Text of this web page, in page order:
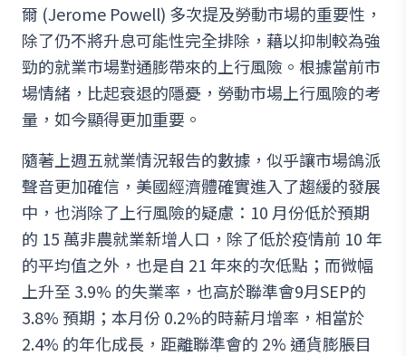
爾 (Jerome Powell) 多次提及勞動市場的重要性，
除了仍不將升息可能性完全排除，藉以抑制較為強
勁的就業市場對通膨帶來的上行風險。根據當前市
場情緒，比起衰退的隱憂，勞動市場上行風險的考
量，如今顯得更加重要。
隨著上週五就業情況報告的數據，似乎讓市場鴿派
聲音更加確信，美國經濟體確實進入了趨緩的發展
中，也消除了上行風險的疑慮：10 月份低於預期
的 15 萬非農就業新增人口，除了低於疫情前 10 年
的平均值之外，也是自 21 年來的次低點；而微幅
上升至 3.9% 的失業率，也高於聯準會9月SEP的
3.8% 預期；本月份 0.2%的時薪月增率，相當於
2.4% 的年化成長，距離聯準會的 2% 通貨膨脹目